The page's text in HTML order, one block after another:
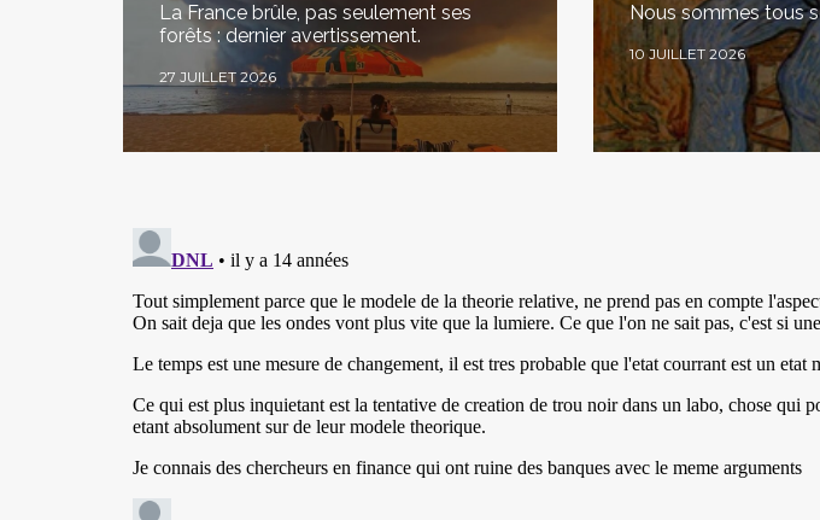
La France brûle, pas seulement ses
forêts : dernier avertissement.
27 JUILLET 2026
Nous sommes tous
10 JUILLET 2026